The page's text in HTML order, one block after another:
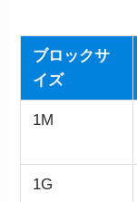
ブロックサ
イズ
1M
1G